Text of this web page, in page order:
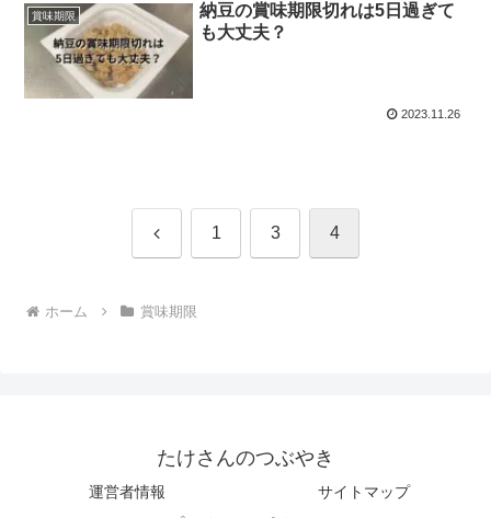
賞味期限
納豆の賞味期限切れは5日過ぎて
も大丈夫？
2023.11.26
前 1 3 4
ホーム 賞味期限
たけさんのつぶやき
運営者情報
サイトマップ